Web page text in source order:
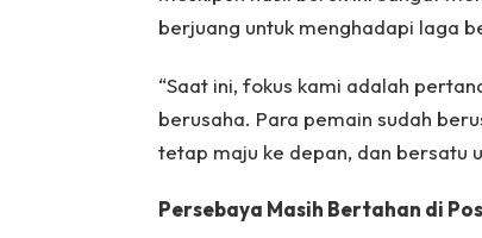
berjuang untuk menghadapi laga
“Saat ini, fokus kami adalah
berusaha. Para pemain sudah
tetap maju ke depan, dan bersatu
Persebaya Masih Bertahan di